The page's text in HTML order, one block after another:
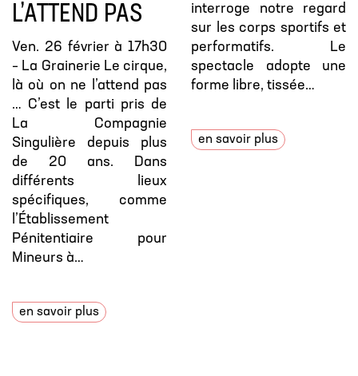
L’ATTEND PAS
Ven. 26 février à 17h30
– La Grainerie Le cirque,
là où on ne l’attend pas
… C’est le parti pris de
La Compagnie
Singulière depuis plus
de 20 ans. Dans
différents lieux
spécifiques, comme
l’Établissement
Pénitentiaire pour
Mineurs à…
en savoir plus
interroge notre regard
sur les corps sportifs et
performatifs. Le
spectacle adopte une
forme libre, tissée…
en savoir plus